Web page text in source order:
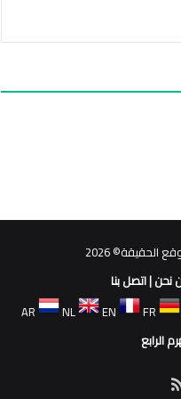
2026
نحن|اتصل بنا
AR
NL EN FR
الرابع
ملخص